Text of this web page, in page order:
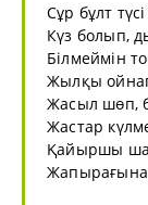
Сұр бұлт
Күз болып,
Білмеймін
Жылқы
Жасыл шөп,
Жастар
Қайыршы